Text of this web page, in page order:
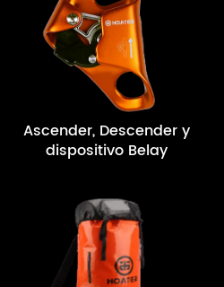
Ascender, Descender y
dispositivo Belay